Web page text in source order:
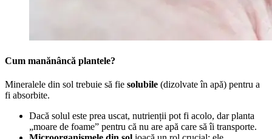
Cum manănâncă plantele?
Mineralele din sol trebuie să fie solubile (dizolvate în apă) pentru a
fi absorbite.
Dacă solul este prea uscat, nutrienții pot fi acolo, dar planta
„moare de foame” pentru că nu are apă care să îi transporte.